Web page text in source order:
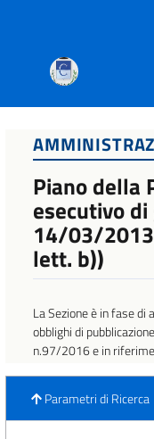
Piano della
esecutivo
14/03/
lett. b))
La Sezione è in fase
obblighi di
n.97/2016 e in
Parametri di Ricerca